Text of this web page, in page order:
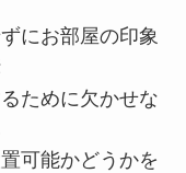
にお部屋の印象
ために欠かせな
可能かどうかを